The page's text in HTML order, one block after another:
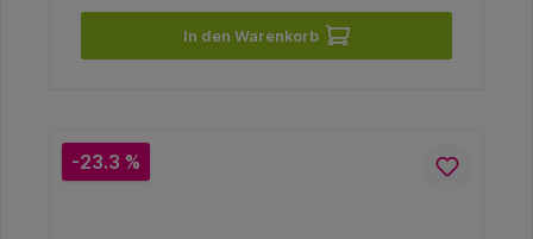
In den Warenkorb
-23.3 %